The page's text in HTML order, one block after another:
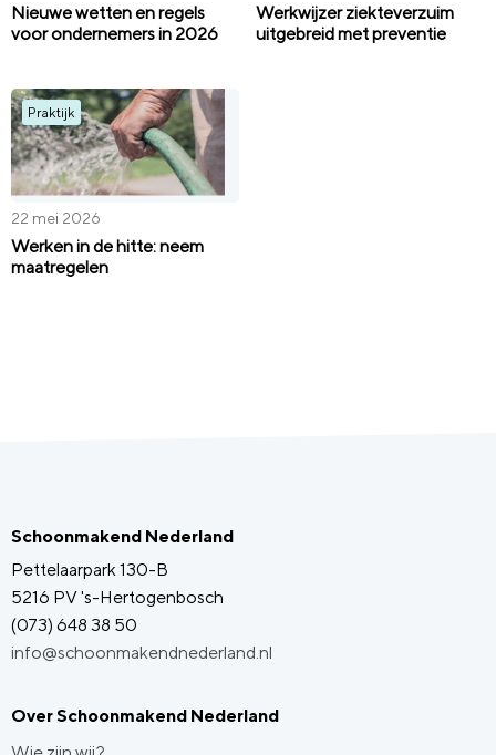
Nieuwe wetten en regels
voor ondernemers in 2026
Werkwijzer ziekteverzuim
uitgebreid met preventie
Praktijk
22 mei 2026
Werken in de hitte: neem
maatregelen
Schoonmakend Nederland
Pettelaarpark 130-B
5216 PV 's-Hertogenbosch
(073) 648 38 50
info@schoonmakendnederland.nl
Over Schoonmakend Nederland